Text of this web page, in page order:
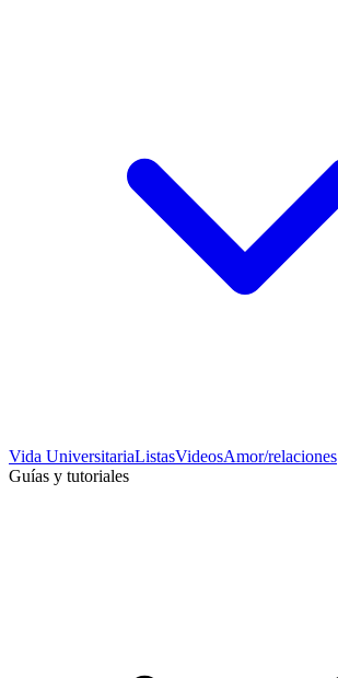
Vida UniversitariaListasVideosAmor/relaciones
Guías y tutoriales